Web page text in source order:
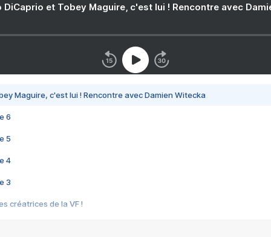
DiCaprio et Tobey Maguire, c'est lui ! Rencontre avec
Maguire, c'est lui ! Rencontre avec Damien Witecka
6
5
4
3
créatrices de la VF !